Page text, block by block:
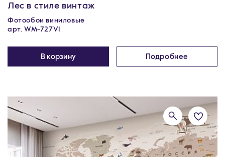
Лес в стиле винтаж
Фотообои виниловые
арт. WM-727V1
В корзину Подробнее